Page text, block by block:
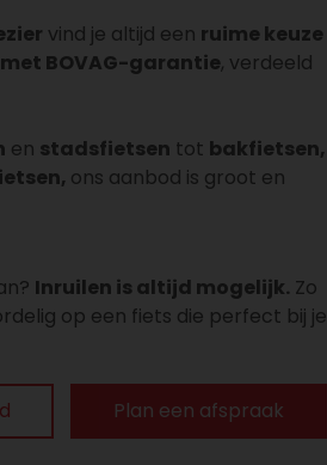
vind je altijd een ruime keuze
BOVAG-garantie, verdeeld
en stadsfietsen tot bakfietsen,
ons aanbod is groot en
Inruilen is altijd mogelijk. Zo
op een fiets die perfect bij je
Plan een afspraak